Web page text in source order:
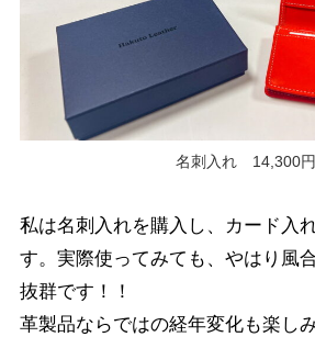
名刺入れ 14,300円
私は名刺入れを購入し、カード入
す。実際使ってみても、やはり風
抜群です！！
革製品ならではの経年変化も楽し